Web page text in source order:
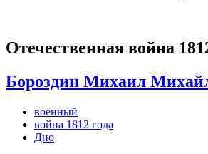
Отечественная война
Бороздин Михаил
военный
война 1812 года
Дно